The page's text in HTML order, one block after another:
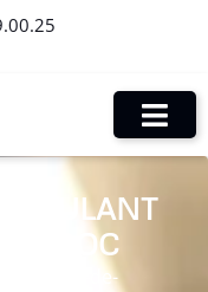
ROULANT
Yzans-de-